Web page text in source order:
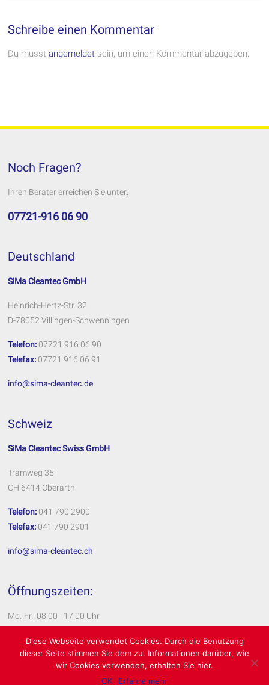
Schreibe einen Kommentar
Du musstangemeldet sein, um einen Kommentar abzugeben.
Noch Fragen?
Ihren Berater erreichen Sie unter:
07721-916 06 90
Deutschland
SiMa Cleantec GmbH
Heinrich-Hertz-Str. 32
D-78052 Villingen-Schwenningen
Telefon: 07721 916 06 90
Telefax: 07721 916 06 91
info@sima-cleantec.de
Schweiz
SiMa Cleantec Swiss GmbH
Tramweg 35
CH 6414 Oberarth
Telefon: 041 790 2900
Telefax: 041 790 2901
info@sima-cleantec.ch
Öffnungszeiten:
Mo.-Fr.: 08:00 - 17:00 Uhr
Impressum
Datenschutzerklärung
Diese Webseite verwendet Cookies. Durch die Benutzung
dieser Seite stimmen Sie dem zu. Informationen darüber, wie
wir Cookies verwenden, erhalten Sie hier.
OK
Erfahre mehr